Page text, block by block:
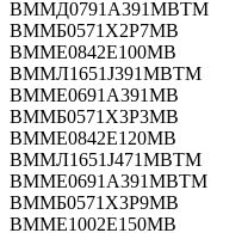
ВММД0791А391МВТМ
ВММБ0571Х2Р7МВ
ВММЕ0842Е100МВ
ВММЛ1651Ј391МВТМ
ВММЕ0691А391МВ
ВММБ0571Х3Р3МВ
ВММЕ0842Е120МВ
ВММЛ1651Ј471МВТМ
ВММЕ0691А391МВТМ
ВММБ0571Х3Р9МВ
ВММЕ1002Е150МВ